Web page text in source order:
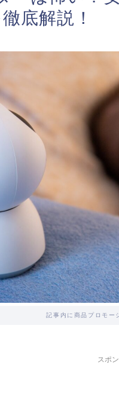
底解説！
記事内に商品プロモー
スポ